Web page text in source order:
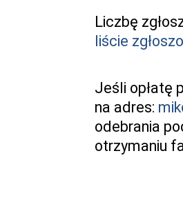
Liczbę
liście
Jeśli opłatę
na adres:
odebrania
otrzymaniu